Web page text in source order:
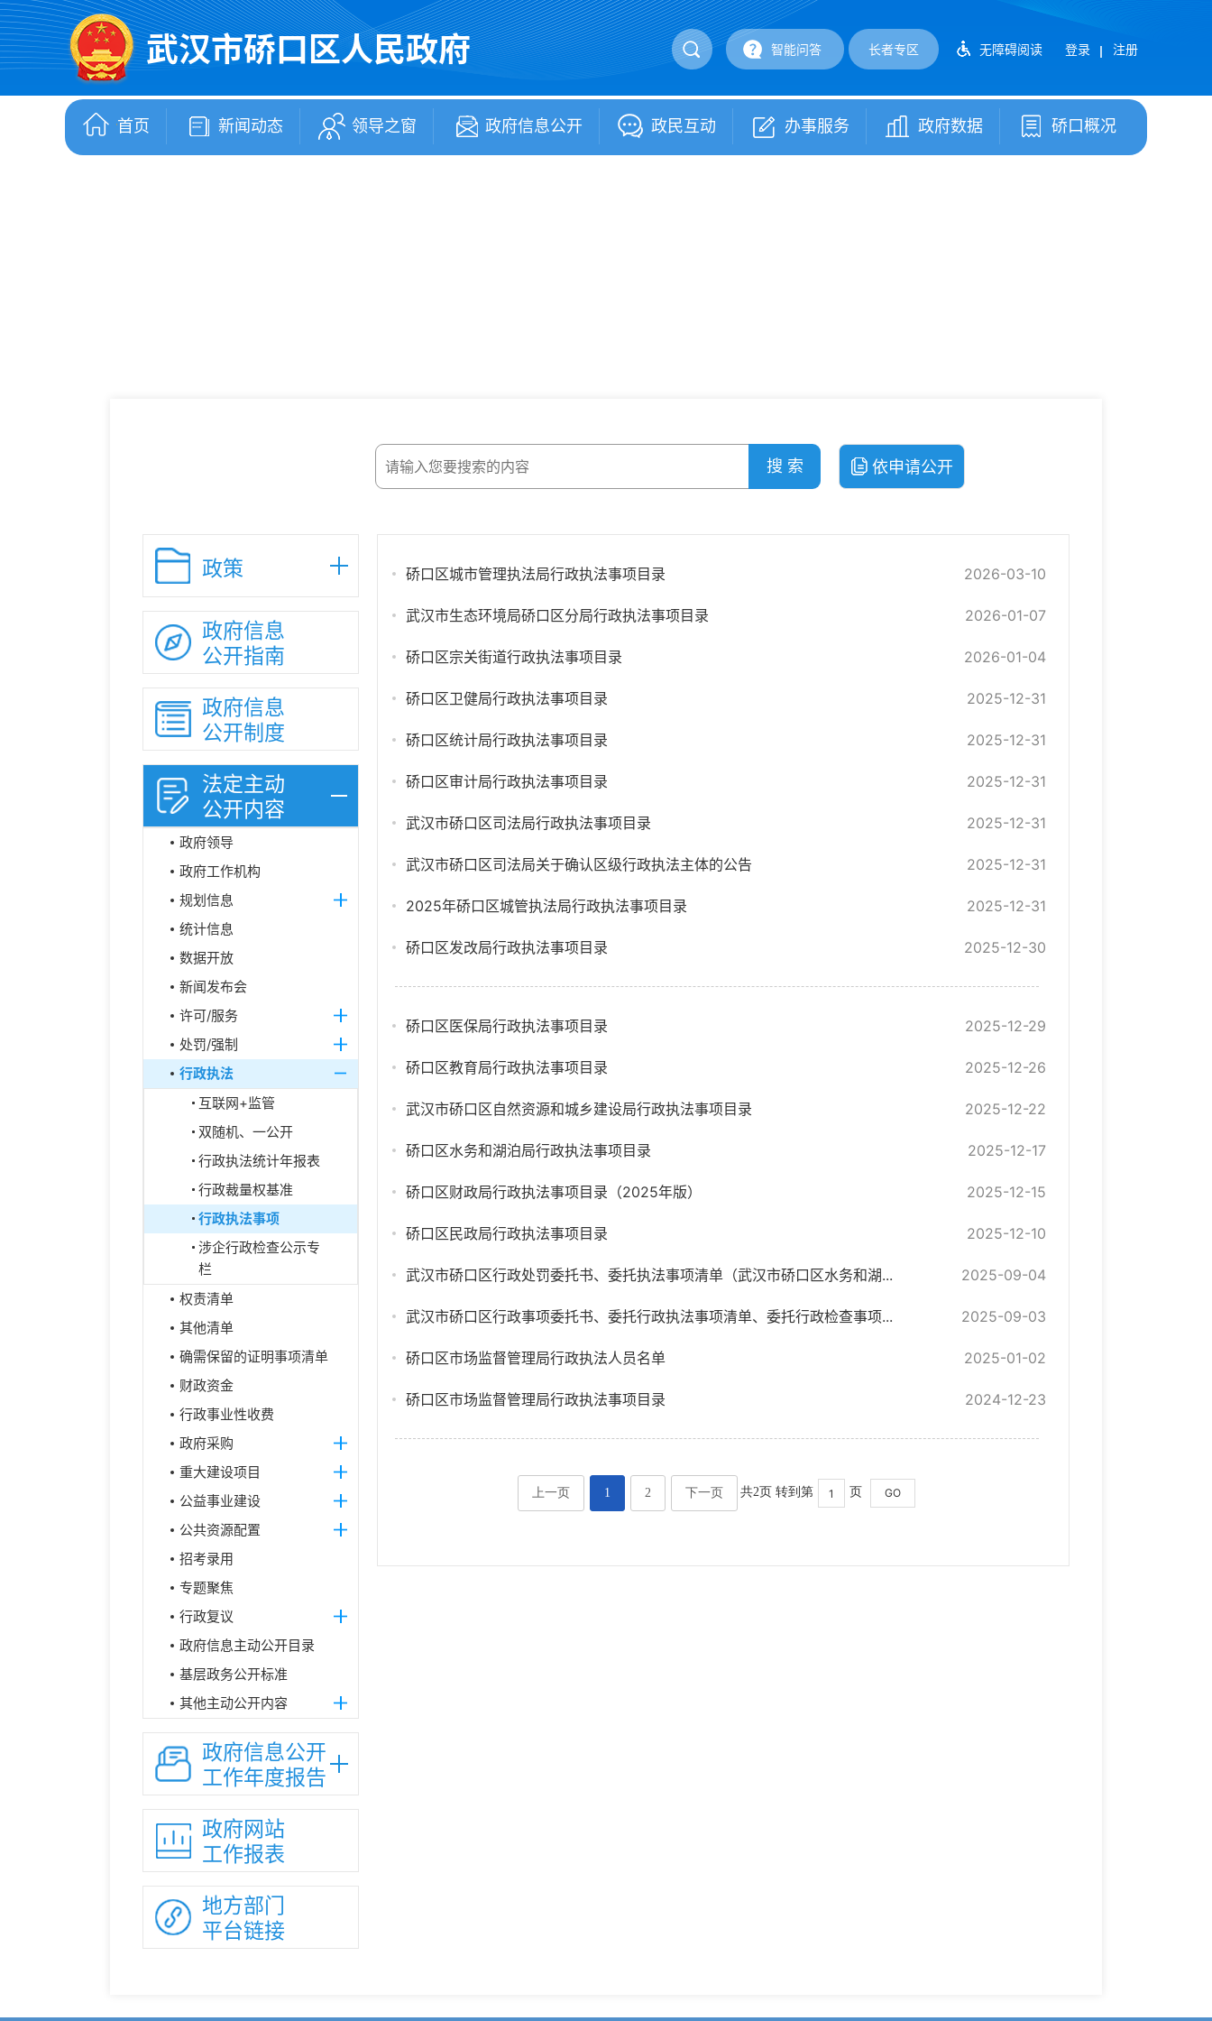
武汉市硚口区人民政府 长者专区 无障碍阅读 登录 注册
智能问答
首页 新闻动态 领导之窗 政府信息公开 政民互动 办事服务 政府数据 硚口概况
搜 索 依申请公开
政策
政府信息
公开指南
政府信息
公开制度
法定主动
公开内容
政府领导
政府工作机构
规划信息
统计信息
数据开放
新闻发布会
许可/服务
处罚/强制
行政执法
互联网+监管
双随机、一公开
行政执法统计年报表
行政裁量权基准
行政执法事项
涉企行政检查公示专
栏
权责清单
其他清单
确需保留的证明事项清单
财政资金
行政事业性收费
政府采购
重大建设项目
公益事业建设
公共资源配置
招考录用
专题聚焦
行政复议
政府信息主动公开目录
基层政务公开标准
其他主动公开内容
政府信息公开
工作年度报告
政府网站
工作报表
地方部门
平台链接
硚口区城市管理执法局行政执法事项目录 2026-03-10
武汉市生态环境局硚口区分局行政执法事项目录 2026-01-07
硚口区宗关街道行政执法事项目录 2026-01-04
硚口区卫健局行政执法事项目录 2025-12-31
硚口区统计局行政执法事项目录 2025-12-31
硚口区审计局行政执法事项目录 2025-12-31
武汉市硚口区司法局行政执法事项目录 2025-12-31
武汉市硚口区司法局关于确认区级行政执法主体的公告 2025-12-31
2025年硚口区城管执法局行政执法事项目录 2025-12-31
硚口区发改局行政执法事项目录 2025-12-30
硚口区医保局行政执法事项目录 2025-12-29
硚口区教育局行政执法事项目录 2025-12-26
武汉市硚口区自然资源和城乡建设局行政执法事项目录 2025-12-22
硚口区水务和湖泊局行政执法事项目录 2025-12-17
硚口区财政局行政执法事项目录（2025年版） 2025-12-15
硚口区民政局行政执法事项目录 2025-12-10
武汉市硚口区行政处罚委托书、委托执法事项清单（武汉市硚口区水务和湖... 2025-09-04
武汉市硚口区行政事项委托书、委托行政执法事项清单、委托行政检查事项... 2025-09-03
硚口区市场监督管理局行政执法人员名单 2025-01-02
硚口区市场监督管理局行政执法事项目录 2024-12-23
上一页 1 2 下一页 共2页 转到第 页